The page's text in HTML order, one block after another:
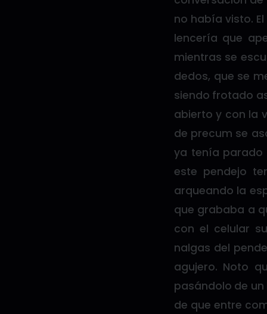
no había visto.
lencería que
mientras se
dedos, que se
siendo frotado
abierto y con la
de precum se
ya tenía parado
este pendejo
arqueando la
que grababa a
con el celular
nalgas del
agujero. Noto
pasándolo de
de que entre